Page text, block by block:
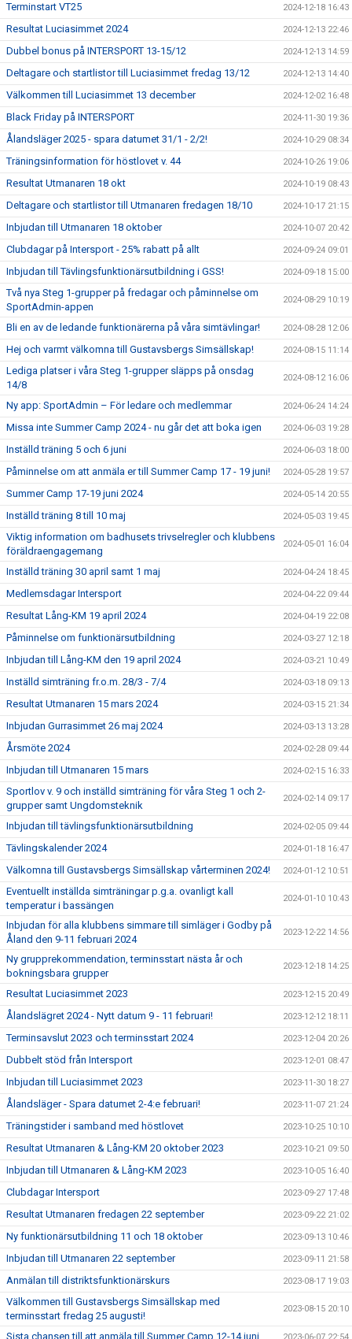
Terminstart VT25 2024-12-18 16:43
Resultat Luciasimmet 2024 2024-12-13 22:46
Dubbel bonus på INTERSPORT 13-15/12 2024-12-13 14:59
Deltagare och startlistor till Luciasimmet fredag 13/12 2024-12-13 14:40
Välkommen till Luciasimmet 13 december 2024-12-02 16:48
Black Friday på INTERSPORT 2024-11-30 19:36
Ålandsläger 2025 - spara datumet 31/1 - 2/2! 2024-10-29 08:34
Träningsinformation för höstlovet v. 44 2024-10-26 19:06
Resultat Utmanaren 18 okt 2024-10-19 08:43
Deltagare och startlistor till Utmanaren fredagen 18/10 2024-10-17 21:15
Inbjudan till Utmanaren 18 oktober 2024-10-07 20:42
Clubdagar på Intersport - 25% rabatt på allt 2024-09-24 09:01
Inbjudan till Tävlingsfunktionärsutbildning i GSS! 2024-09-18 15:00
Två nya Steg 1-grupper på fredagar och påminnelse om
SportAdmin-appen
2024-08-29 10:19
Bli en av de ledande funktionärerna på våra simtävlingar! 2024-08-28 12:06
Hej och varmt välkomna till Gustavsbergs Simsällskap! 2024-08-15 11:14
Lediga platser i våra Steg 1-grupper släpps på onsdag
14/8
2024-08-12 16:06
Ny app: SportAdmin – För ledare och medlemmar 2024-06-24 14:24
Missa inte Summer Camp 2024 - nu går det att boka igen 2024-06-03 19:28
Inställd träning 5 och 6 juni 2024-06-03 18:00
Påminnelse om att anmäla er till Summer Camp 17 - 19 juni! 2024-05-28 19:57
Summer Camp 17-19 juni 2024 2024-05-14 20:55
Inställd träning 8 till 10 maj 2024-05-03 19:45
Viktig information om badhusets trivselregler och klubbens
föräldraengagemang
2024-05-01 16:04
Inställd träning 30 april samt 1 maj 2024-04-24 18:45
Medlemsdagar Intersport 2024-04-22 09:44
Resultat Lång-KM 19 april 2024 2024-04-19 22:08
Påminnelse om funktionärsutbildning 2024-03-27 12:18
Inbjudan till Lång-KM den 19 april 2024 2024-03-21 10:49
Inställd simträning fr.o.m. 28/3 - 7/4 2024-03-18 09:13
Resultat Utmanaren 15 mars 2024 2024-03-15 21:34
Inbjudan Gurrasimmet 26 maj 2024 2024-03-13 13:28
Årsmöte 2024 2024-02-28 09:44
Inbjudan till Utmanaren 15 mars 2024-02-15 16:33
Sportlov v. 9 och inställd simträning för våra Steg 1 och 2-
grupper samt Ungdomsteknik
2024-02-14 09:17
Inbjudan till tävlingsfunktionärsutbildning 2024-02-05 09:44
Tävlingskalender 2024 2024-01-18 16:47
Välkomna till Gustavsbergs Simsällskap vårterminen 2024! 2024-01-12 10:51
Eventuellt inställda simträningar p.g.a. ovanligt kall
temperatur i bassängen
2024-01-10 10:43
Inbjudan för alla klubbens simmare till simläger i Godby på
Åland den 9-11 februari 2024
2023-12-22 14:56
Ny grupprekommendation, terminsstart nästa år och
bokningsbara grupper
2023-12-18 14:25
Resultat Luciasimmet 2023 2023-12-15 20:49
Ålandslägret 2024 - Nytt datum 9 - 11 februari! 2023-12-12 18:11
Terminsavslut 2023 och terminsstart 2024 2023-12-04 20:26
Dubbelt stöd från Intersport 2023-12-01 08:47
Inbjudan till Luciasimmet 2023 2023-11-30 18:27
Ålandsläger - Spara datumet 2-4:e februari! 2023-11-07 21:24
Träningstider i samband med höstlovet 2023-10-25 10:10
Resultat Utmanaren & Lång-KM 20 oktober 2023 2023-10-21 09:50
Inbjudan till Utmanaren & Lång-KM 2023 2023-10-05 16:40
Clubdagar Intersport 2023-09-27 17:48
Resultat Utmanaren fredagen 22 september 2023-09-22 21:02
Ny funktionärsutbildning 11 och 18 oktober 2023-09-13 10:46
Inbjudan till Utmanaren 22 september 2023-09-11 21:58
Anmälan till distriktsfunktionärskurs 2023-08-17 19:03
Välkommen till Gustavsbergs Simsällskap med
terminsstart fredag 25 augusti!
2023-08-15 20:10
Sista chansen till att anmäla till Summer Camp 12-14 juni